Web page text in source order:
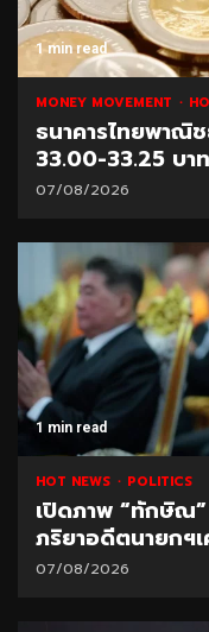
1 min read
MONEY MOVEMENT
ธนาคารไทยพาณิ
33.00-33.25 บา
07/08/2026
1 min read
HOT NEWS POLITICS
เปิดภาพ “ทักษิณ
ภริยาอดีตนายกฯ
07/08/2026